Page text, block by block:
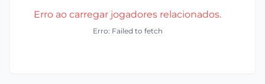
Erro ao carregar jogadores relacionados.
Erro: Failed to fetch